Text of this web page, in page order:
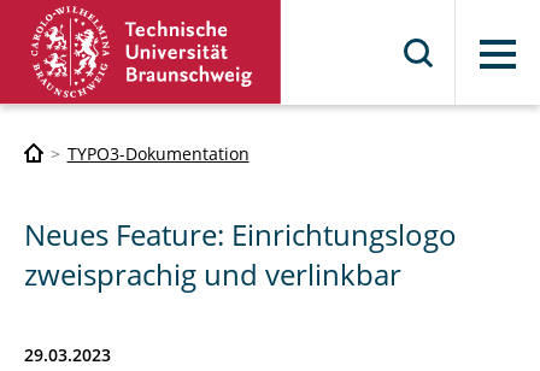
Menü
TYPO3-Dokumentation
Neues Feature: Einrichtungslogo
zweisprachig und verlinkbar
29.03.2023